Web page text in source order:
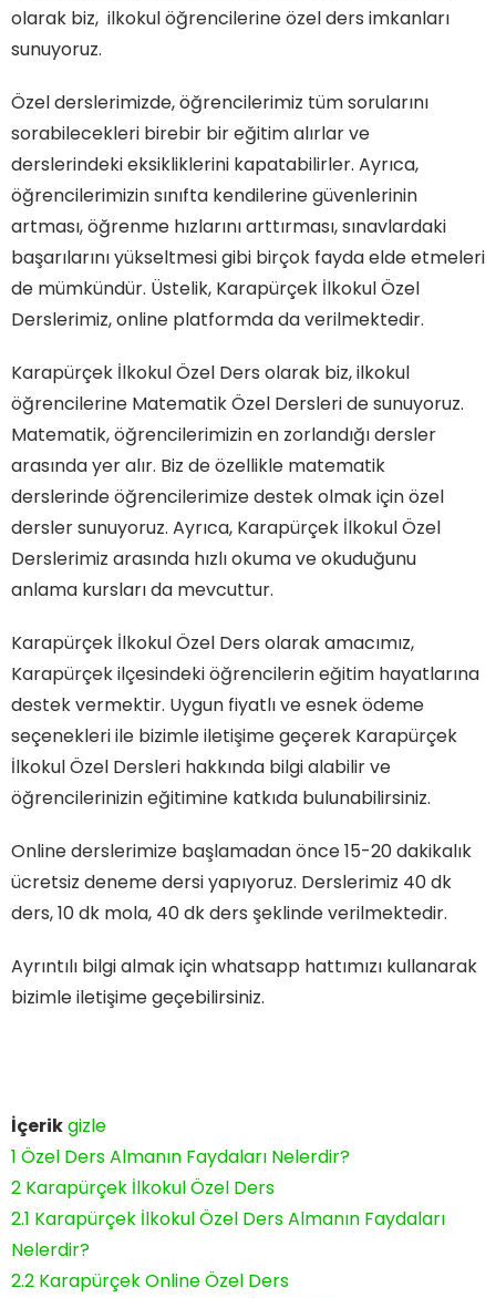
olarak biz, ilkokul öğrencilerine özel ders imkanları
sunuyoruz.
Özel derslerimizde, öğrencilerimiz tüm sorularını
sorabilecekleri birebir bir eğitim alırlar ve
derslerindeki eksikliklerini kapatabilirler. Ayrıca,
öğrencilerimizin sınıfta kendilerine güvenlerinin
artması, öğrenme hızlarını arttırması, sınavlardaki
başarılarını yükseltmesi gibi birçok fayda elde etmeleri
de mümkündür. Üstelik, Karapürçek İlkokul Özel
Derslerimiz, online platformda da verilmektedir.
Karapürçek İlkokul Özel Ders olarak biz, ilkokul
öğrencilerine Matematik Özel Dersleri de sunuyoruz.
Matematik, öğrencilerimizin en zorlandığı dersler
arasında yer alır. Biz de özellikle matematik
derslerinde öğrencilerimize destek olmak için özel
dersler sunuyoruz. Ayrıca, Karapürçek İlkokul Özel
Derslerimiz arasında hızlı okuma ve okuduğunu
anlama kursları da mevcuttur.
Karapürçek İlkokul Özel Ders olarak amacımız,
Karapürçek ilçesindeki öğrencilerin eğitim hayatlarına
destek vermektir. Uygun fiyatlı ve esnek ödeme
seçenekleri ile bizimle iletişime geçerek Karapürçek
İlkokul Özel Dersleri hakkında bilgi alabilir ve
öğrencilerinizin eğitimine katkıda bulunabilirsiniz.
Online derslerimize başlamadan önce 15-20 dakikalık
ücretsiz deneme dersi yapıyoruz. Derslerimiz 40 dk
ders, 10 dk mola, 40 dk ders şeklinde verilmektedir.
Ayrıntılı bilgi almak için whatsapp hattımızı kullanarak
bizimle iletişime geçebilirsiniz.
İçerikgizle
1 Özel Ders Almanın Faydaları Nelerdir?
2 Karapürçek İlkokul Özel Ders
2.1 Karapürçek İlkokul Özel Ders Almanın Faydaları
Nelerdir?
2.2 Karapürçek Online Özel Ders